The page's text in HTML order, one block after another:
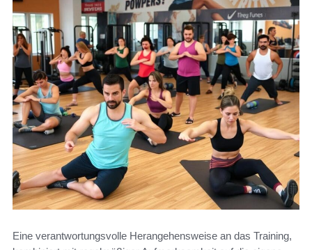
Eine verantwortungsvolle Herangehensweise an das Training,